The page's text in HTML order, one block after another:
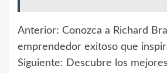
Navegación
de
Anterior: Conozca a Richard
emprendedor exitoso que
Siguiente: Descubre los